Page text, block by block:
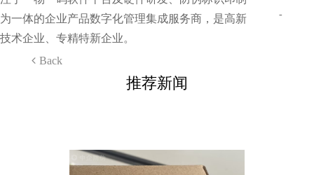
为一体的企业产品数字化管理集成服务商，是高新
技术企业、专精特新企业。
Back
-
推荐新闻